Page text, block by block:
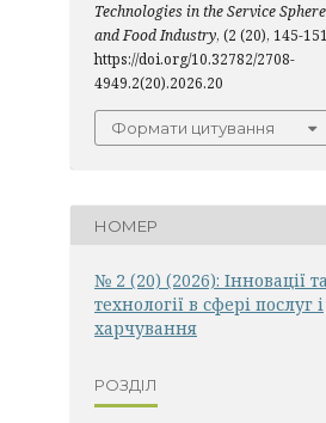
Technologies in the Service Sphere
and Food Industry, (2 (20), 145-
https://doi.org/10.32782/2708-
4949.2(20).2026.20
Формати цитування
НОМЕР
№ 2 (20) (2026): Інновації
технології в сфері послуг і
харчування
РОЗДІЛ